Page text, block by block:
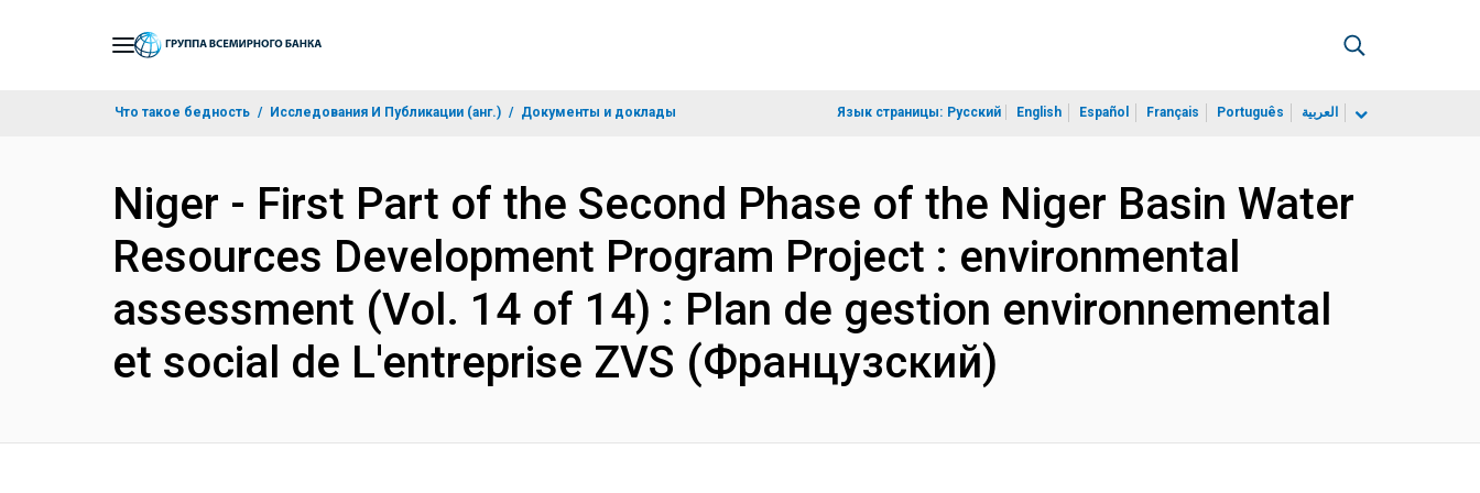
Что такое бедность Исследования И Публикации (анг.) Документы и доклады Язык страницы: Русский English Español Français Português العربية
Niger - First Part of the Second Phase of the Niger Basin Water
Resources Development Program Project : environmental
assessment (Vol. 14 of 14) : Plan de gestion environnemental
et social de L'entreprise ZVS (Французский)